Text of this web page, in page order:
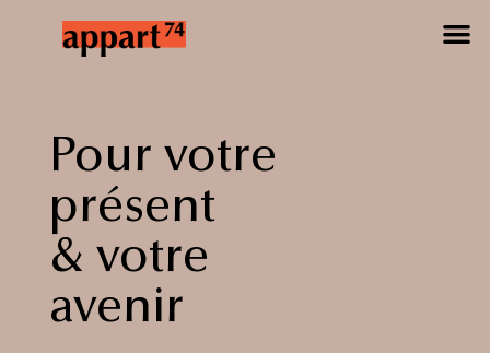
Pour votre
présent
& votre
avenir